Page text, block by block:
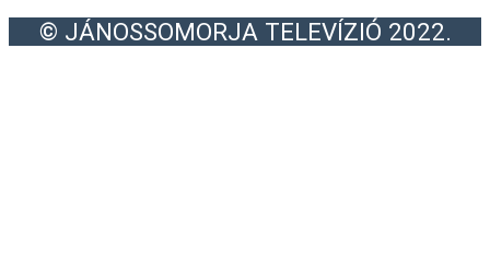
© JÁNOSSOMORJA TELEVÍZIÓ 2022.